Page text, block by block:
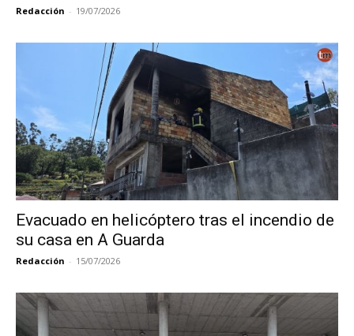
Redacción - 19/07/2026
Evacuado en helicóptero tras el incendio de
su casa en A Guarda
Redacción - 15/07/2026